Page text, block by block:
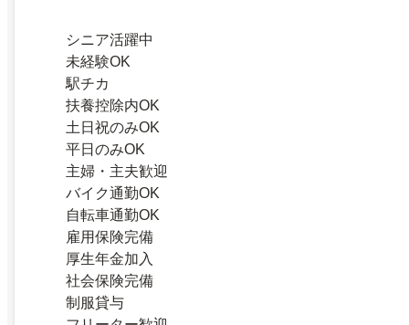
シニア活躍中
未経験OK
駅チカ
扶養控除内OK
土日祝のみOK
平日のみOK
主婦・主夫歓迎
バイク通勤OK
自転車通勤OK
雇用保険完備
厚生年金加入
社会保険完備
制服貸与